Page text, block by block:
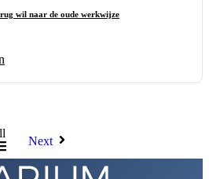
wil naar de oude werkwijze
Next